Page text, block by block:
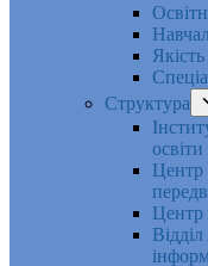
Структура
освіти
Центр
Центр